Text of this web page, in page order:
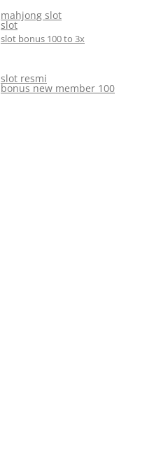
mahjong slot
slot
slot bonus 100 to 3x
slot resmi
bonus new member 100